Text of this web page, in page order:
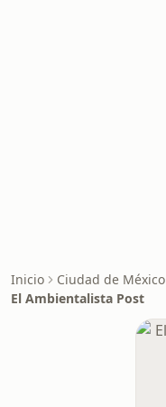
Inicio Ciudad de México
El Ambientalista Post